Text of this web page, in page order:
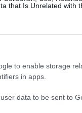
that Is Unrelated with
to enable storage
in apps.
data to be sent to